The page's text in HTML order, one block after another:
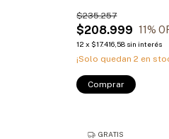
$208.999
$235.257
11%
12 x $17.416,58 sin interés
¡Solo quedan2 en
Comprar
GRATIS